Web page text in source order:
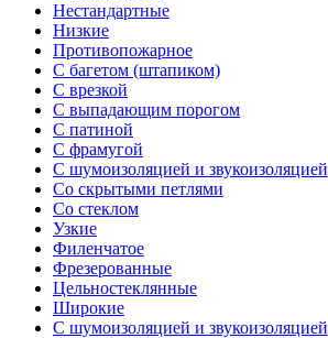
Нестандартные
Низкие
Противопожарное
С багетом (штапиком)
С врезкой
С выпадающим порогом
С патиной
С фрамугой
С шумоизоляцией и звукоизоляцией
Со скрытыми петлями
Со стеклом
Узкие
Филенчатое
Фрезерованные
Цельностеклянные
Широкие
С шумоизоляцией и звукоизоляцией